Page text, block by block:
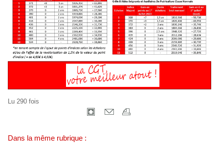
Lu 290 fois
Dans la même rubrique :